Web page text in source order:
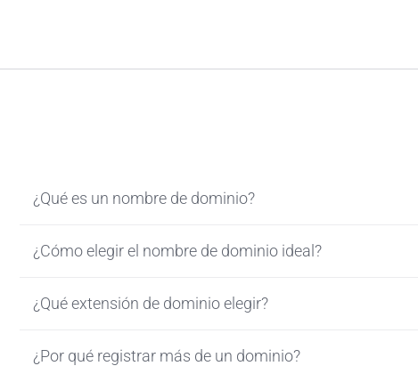
¿Qué es un nombre de dominio?
¿Cómo elegir el nombre de dominio ideal?
¿Qué extensión de dominio elegir?
¿Por qué registrar más de un dominio?